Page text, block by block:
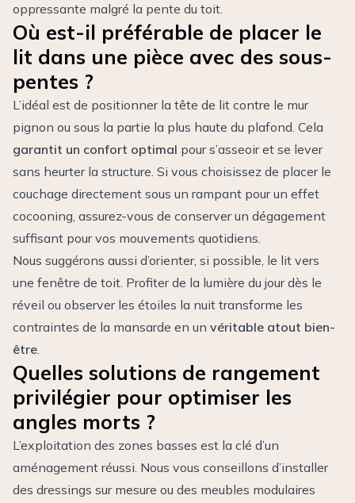
oppressante malgré la pente du toit.
Où est-il préférable de placer le
lit dans une pièce avec des sous-
pentes ?
L’idéal est de positionner la tête de lit contre le mur
pignon ou sous la partie la plus haute du plafond. Cela
garantit un confort optimal pour s’asseoir et se lever
sans heurter la structure. Si vous choisissez de placer le
couchage directement sous un rampant pour un effet
cocooning, assurez-vous de conserver un dégagement
suffisant pour vos mouvements quotidiens.
Nous suggérons aussi d’orienter, si possible, le lit vers
une fenêtre de toit. Profiter de la lumière du jour dès le
réveil ou observer les étoiles la nuit transforme les
contraintes de la mansarde en un véritable atout bien-
être.
Quelles solutions de rangement
privilégier pour optimiser les
angles morts ?
L’exploitation des zones basses est la clé d’un
aménagement réussi. Nous vous conseillons d’installer
des dressings sur mesure ou des meubles modulaires